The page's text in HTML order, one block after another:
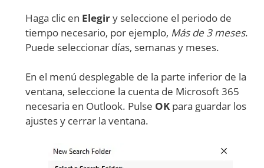
Haga clic en Elegiry seleccione el periodo de
tiempo necesario, por ejemplo, Más de 3 meses.
Puede seleccionar días, semanas y meses.
En el menú desplegable de la parte inferior de la
ventana, seleccione la cuenta de Microsoft 365
necesaria en Outlook. Pulse OK para guardar los
ajustes y cerrar la ventana.